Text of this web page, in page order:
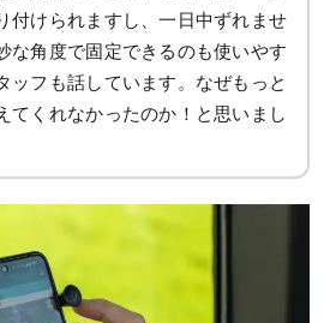
付けられますし、一日中ずれませ
な角度で固定できるのも使いやす
ッフも話しています。なぜもっと
てくれなかったのか！と思いまし